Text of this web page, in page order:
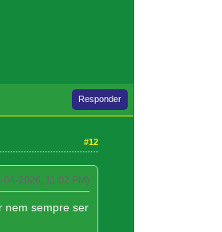
Responder
#12
04-2026, 11:02 PM)
nem sempre ser